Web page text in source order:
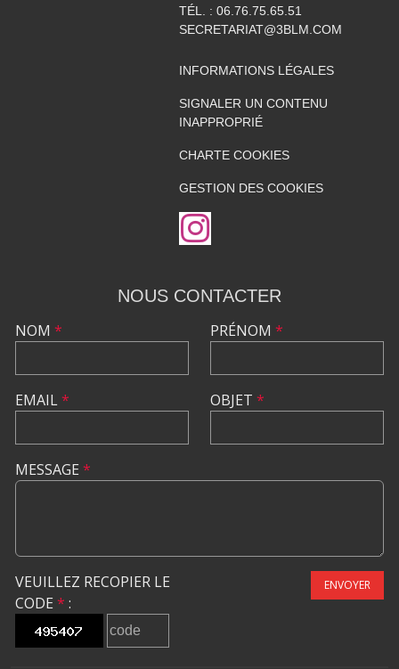
TÉL. : 06.76.75.65.51
SECRETARIAT@3BLM.COM
INFORMATIONS LÉGALES
SIGNALER UN CONTENU
INAPPROPRIÉ
CHARTE COOKIES
GESTION DES COOKIES
NOUS CONTACTER
NOM *
EMAIL*
PRÉNOM *
OBJET *
MESSAGE *
VEUILLEZ RECOPIER LE
CODE * :
ENVOYER